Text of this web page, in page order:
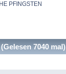
PFINGSTEN
7040 mal)